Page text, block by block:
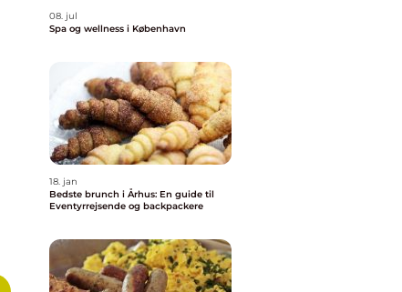
08. jul
Spa og wellness i København
18. jan
Bedste brunch i Århus: En guide til
Eventyrrejsende og backpackere